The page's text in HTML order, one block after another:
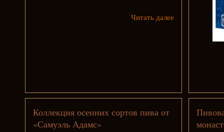
Читать далее
Коллекция осенних сортов пива от
«Самуэль Адамс»